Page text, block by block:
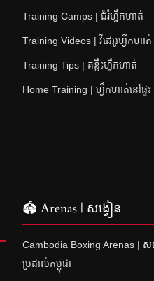
Training Camps | ជំរំហ្វឹកហាត់
Training Videos | វីដេអូហ្វឹកហាត់
Training Tips | គន្លឹះហ្វឹកហាត់
Home Training | ហ្វឹកហាត់នៅផ្ទះ
🏟 Arenas | សង្វៀន
Cambodia Boxing Arenas | ស
ប្រដាល់កម្ពុជា